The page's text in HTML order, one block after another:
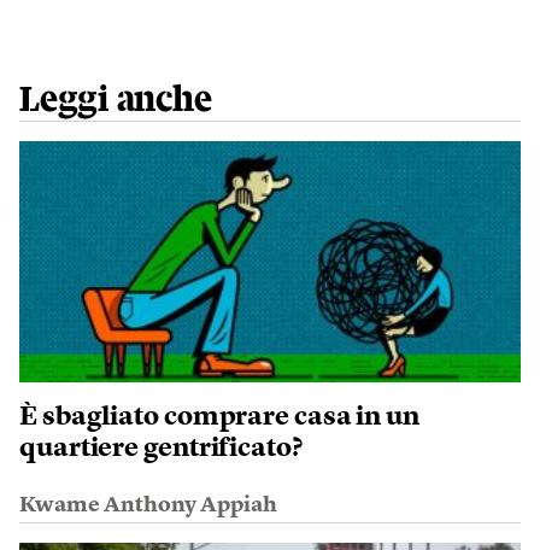
Leggi anche
È sbagliato comprare casa in un
quartiere gentrificato?
Kwame Anthony Appiah